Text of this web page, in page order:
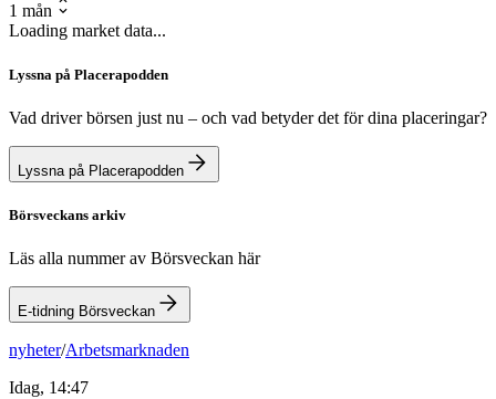
1 mån
Loading market data...
Lyssna på Placerapodden
Vad driver börsen just nu – och vad betyder det för dina placeringar?
Lyssna på Placerapodden
Börsveckans arkiv
Läs alla nummer av Börsveckan här
E-tidning Börsveckan
nyheter/Arbetsmarknaden
Idag, 14:47